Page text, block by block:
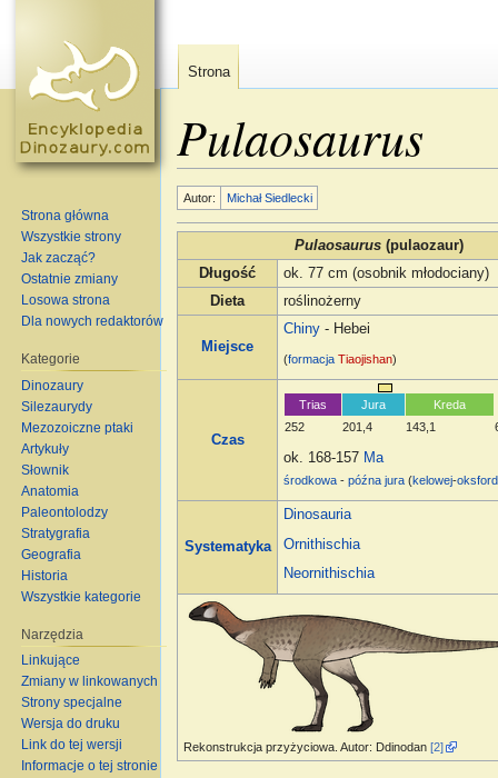
Pulaosaurus
Autor: Michał Siedlecki
Pulaosaurus(pulaozaur)
Długość
ok. 77 cm (osobnik młodociany)
Dieta
roślinożerny
Miejsce
Chiny - Hebei
(formacja Tiaojishan)
Czas
Trias
252
Jura
201,4
Kreda
143,1
ok. 168-157 Ma
środkowa -późna jura (kelowej-oksford
Systematyka
Dinosauria
Ornithischia
Neornithischia
Rekonstrukcja przyżyciowa. Autor: Ddinodan [2]
Strona
Strona główna
Wszystkie strony
Jak zacząć?
Ostatnie zmiany
Losowa strona
Dla nowych redaktorów
Kategorie
Dinozaury
Silezaurydy
Mezozoiczne ptaki
Artykuły
Słownik
Anatomia
Paleontolodzy
Stratygrafia
Geografia
Historia
Wszystkie kategorie
Narzędzia
Linkujące
Zmiany w linkowanych
Strony specjalne
Wersja do druku
Link do tej wersji
Informacje o tej stronie